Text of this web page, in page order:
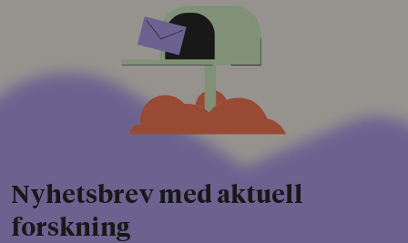
Nyhetsbrev med aktuell
forskning